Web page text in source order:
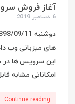
آغاز فروش
6 دسامبر 2019
های میزبانی وب
این سرویس ها در
امکاناتی مشابه
Continue reading